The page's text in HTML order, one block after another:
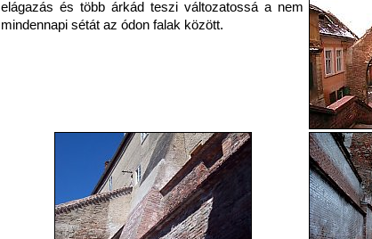
elágazás és több árkád teszi változatossá a nem
mindennapi sétát az ódon falak között.